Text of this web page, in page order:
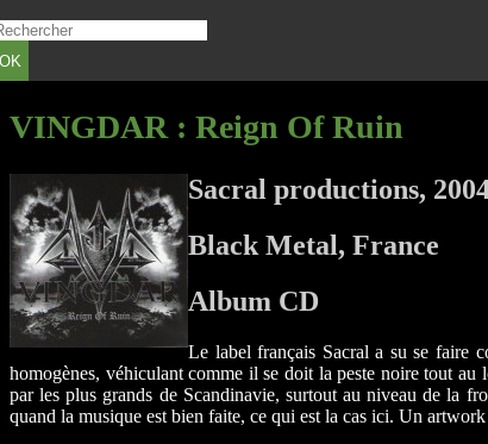
OK
VINGDAR: Reign Of Ruin
Sacral productions,
Black Metal, France
Album CD
Le label français Sacral a su se faire
homogènes, véhiculant comme il se doit la peste noire tout
par les plus grands de Scandinavie, surtout au niveau de la
quand la musique est bien faite, ce qui est la cas ici. Un